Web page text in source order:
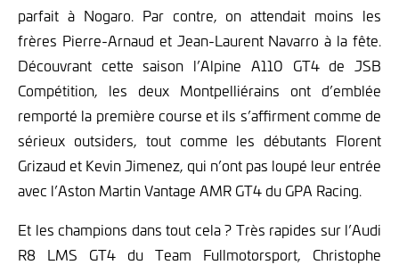
parfait à Nogaro. Par contre, on attendait moins les
frères Pierre-Arnaud et Jean-Laurent Navarro à la fête.
Découvrant cette saison l’Alpine A110 GT4 de JSB
Compétition, les deux Montpelliérains ont d’emblée
remporté la première course et ils s’affirment comme de
sérieux outsiders, tout comme les débutants Florent
Grizaud et Kevin Jimenez, qui n’ont pas loupé leur entrée
avec l’Aston Martin Vantage AMR GT4 du GPA Racing.
Et les champions dans tout cela ? Très rapides sur l’Audi
R8 LMS GT4 du Team Fullmotorsport, Christophe